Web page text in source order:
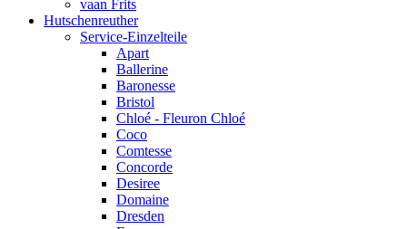
vaan Frits
Hutschenreuther
Service-Einzelteile
Apart
Ballerine
Baronesse
Bristol
Chloé - Fleuron Chloé
Coco
Comtesse
Concorde
Desiree
Domaine
Dresden